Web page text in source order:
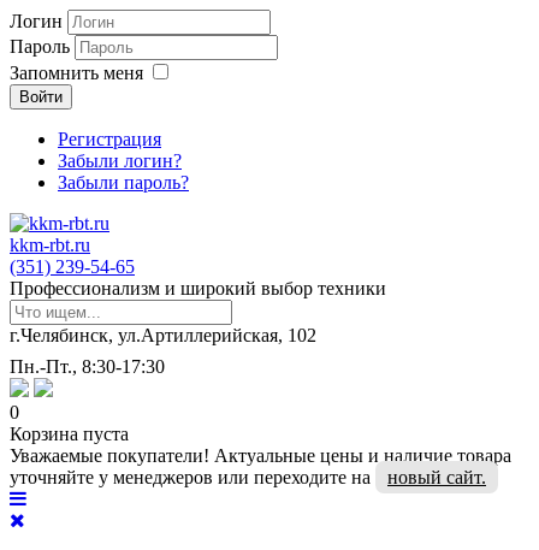
Логин
Пароль
Запомнить меня
Войти
Регистрация
Забыли логин?
Забыли пароль?
kkm-rbt.ru
(351) 239-54-65
Профессионализм и широкий выбор техники
г.Челябинск, ул.Артиллерийская, 102
Пн.-Пт., 8:30-17:30
0
Корзина пуста
Уважаемые покупатели! Актуальные цены и наличие товара
уточняйте у менеджеров или переходите на
новый сайт.